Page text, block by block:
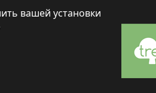
вашей установки